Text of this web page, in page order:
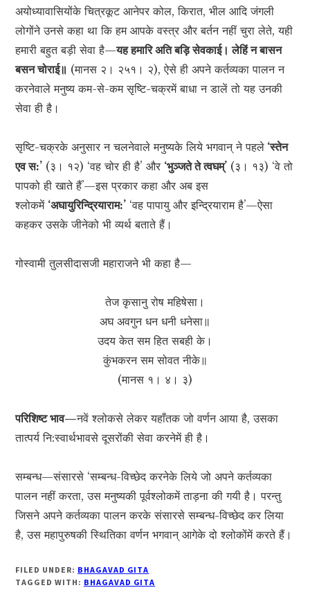
अयोध्यावासियोंके चित्रकूट आनेपर कोल, किरात, भील आदि जंगली
लोगोंने उनसे कहा था कि हम आपके वस्त्र और बर्तन नहीं चुरा लेते, यही
हमारी बहुत बड़ी सेवा है—यह हमारि अति बड़ि सेवकाई। लेहिं न बासन
बसन चोराई॥ (मानस २। २५१। २), ऐसे ही अपने कर्तव्यका पालन न
करनेवाले मनुष्य कम-से-कम सृष्टि-चक्रमें बाधा न डालें तो यह उनकी
सेवा ही है।
सृष्टि-चक्रके अनुसार न चलनेवाले मनुष्यके लिये भगवान् ने पहले ‘स्तेन
एव स:’ (३। १२) ‘वह चोर ही है’ और ‘भुञ्जते ते त्वघम्’ (३। १३) ‘वे तो
पापको ही खाते हैं’—इस प्रकार कहा और अब इस
श्लोकमें ‘अघायुरिन्द्रियाराम:’ ‘वह पापायु और इन्द्रियाराम है’—ऐसा
कहकर उसके जीनेको भी व्यर्थ बताते हैं।
गोस्वामी तुलसीदासजी महाराजने भी कहा है—
तेज कृसानु रोष महिषेसा।
अघ अवगुन धन धनी धनेसा॥
उदय केत सम हित सबही के।
कुंभकरन सम सोवत नीके॥
(मानस १। ४। ३)
परिशिष्ट भाव—नवें श्लोकसे लेकर यहाँतक जो वर्णन आया है, उसका
तात्पर्य नि:स्वार्थभावसे दूसरोंकी सेवा करनेमें ही है।
सम्बन्ध—संसारसे ‘सम्बन्ध-विच्छेद करनेके लिये जो अपने कर्तव्यका
पालन नहीं करता, उस मनुष्यकी पूर्वश्लोकमें ताड़ना की गयी है। परन्तु
जिसने अपने कर्तव्यका पालन करके संसारसे सम्बन्ध-विच्छेद कर लिया
है, उस महापुरुषकी स्थितिका वर्णन भगवान् आगेके दो श्लोकोंमें करते हैं।
FILED UNDER: BHAGAVAD GITA
TAGGED WITH: BHAGAVAD GITA